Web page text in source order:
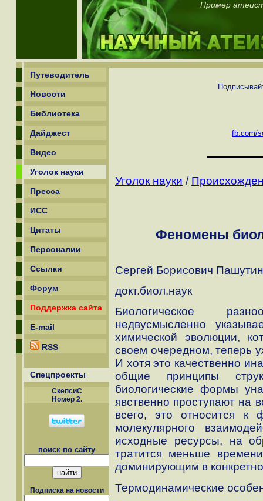
Пример
Путеводитель
Новости
Библиотека
Дайджест
Видео
Уголок науки
Пресса
ИСС
Цитаты
Персоналии
Ссылки
Форум
Поддержка сайта
E-mail
RSS
Спецпроекты
СкепсиС
Номер 2.
поиск по сайту
Подписка на новости
fb.com/
Уголок науки /
Феномены
Сергей Борисович Пашутин
докт.биол.наук
Биологическое
недвусмысленно
химической эволюции,
своем очередном, теперь
И хотя это качественно
общие принципы
биологические формы
явственно проступают на
всего, это относится к
молекулярного
исходные ресурсы, на
тратится меньше
доминирующим в
Термодинамические